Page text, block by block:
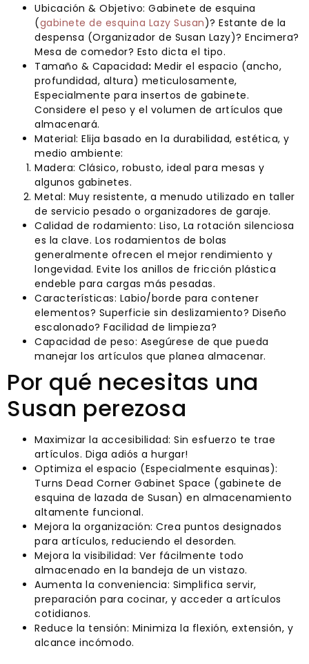
Ubicación & Objetivo: Gabinete de esquina
(gabinete de esquina Lazy Susan)? Estante de la
despensa (Organizador de Susan Lazy)? Encimera?
Mesa de comedor? Esto dicta el tipo.
Tamaño & Capacidad: Medir el espacio (ancho,
profundidad, altura) meticulosamente,
Especialmente para insertos de gabinete.
Considere el peso y el volumen de artículos que
almacenará.
Material: Elija basado en la durabilidad, estética, y
medio ambiente:
Madera: Clásico, robusto, ideal para mesas y
algunos gabinetes.
Metal: Muy resistente, a menudo utilizado en taller
de servicio pesado o organizadores de garaje.
Calidad de rodamiento: Liso, La rotación silenciosa
es la clave. Los rodamientos de bolas
generalmente ofrecen el mejor rendimiento y
longevidad. Evite los anillos de fricción plástica
endeble para cargas más pesadas.
Características: Labio/borde para contener
elementos? Superficie sin deslizamiento? Diseño
escalonado? Facilidad de limpieza?
Capacidad de peso: Asegúrese de que pueda
manejar los artículos que planea almacenar.
Por qué necesitas una
Susan perezosa
Maximizar la accesibilidad: Sin esfuerzo te trae
artículos. Diga adiós a hurgar!
Optimiza el espacio (Especialmente esquinas):
Turns Dead Corner Gabinet Space (gabinete de
esquina de lazada de Susan) en almacenamiento
altamente funcional.
Mejora la organización: Crea puntos designados
para artículos, reduciendo el desorden.
Mejora la visibilidad: Ver fácilmente todo
almacenado en la bandeja de un vistazo.
Aumenta la conveniencia: Simplifica servir,
preparación para cocinar, y acceder a artículos
cotidianos.
Reduce la tensión: Minimiza la flexión, extensión, y
alcance incómodo.